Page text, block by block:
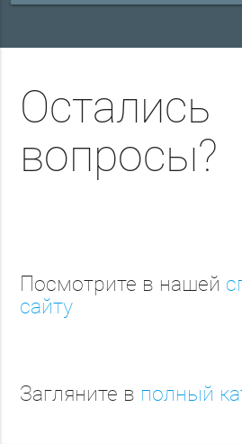
Остались
вопросы?
Посмотрите в нашей
сайту
Загляните в полный